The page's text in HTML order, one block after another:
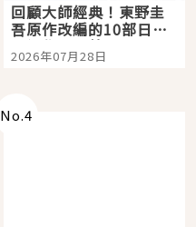
回顧大師經典！東野圭
吾原作改編的10部日本
影視作品推薦
2026年07月28日
No.4